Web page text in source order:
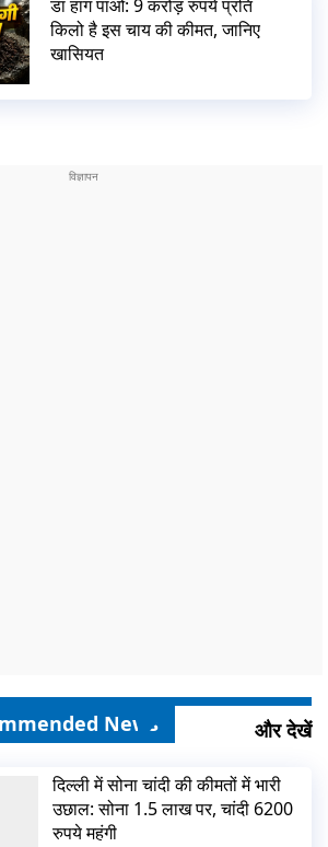
डा हांग पाओ: 9 करोड़ रुपये प्रति
किलो है इस चाय की कीमत, जानिए
खासियत
News और देखें
दिल्ली में सोना चांदी की कीमतों में भारी
उछाल: सोना 1.5 लाख पर, चांदी 6200
रुपये महंगी